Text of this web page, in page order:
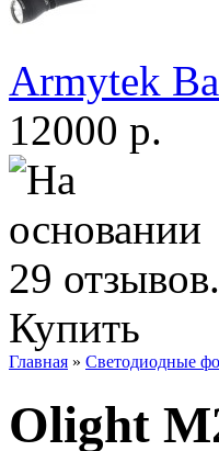
Armytek
12000 р.
Купить
Главная » Светодиодные
Olight